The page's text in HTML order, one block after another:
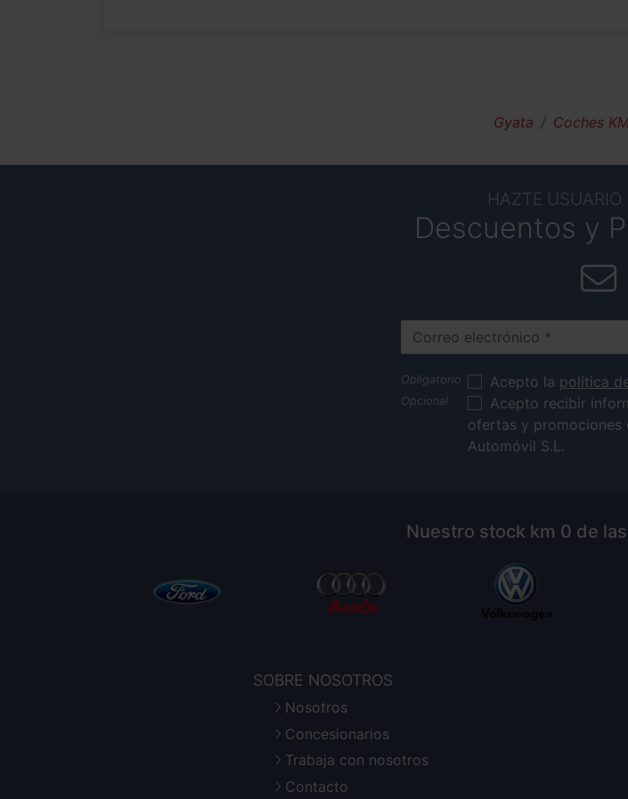
Gyata Coches
HAZTE USUARIO
Descuentos y
Correo electrónico
Acepto la política
Acepto recibir
ofertas y promociones
Automóvil S.L.
Nuestro stock km 0 de
SOBRE NOSOTROS
Nosotros
Concesionarios
Trabaja con nosotros
Contacto